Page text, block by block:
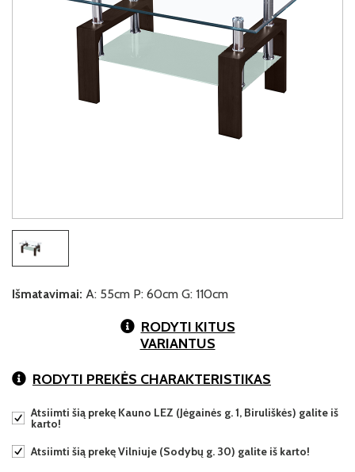
Išmatavimai: A: 55cm P: 60cm G: 110cm
RODYTI KITUS
VARIANTUS
RODYTI PREKĖS CHARAKTERISTIKAS
Atsiimti šią prekę Kauno LEZ (Jėgainės g. 1, Biruliškės) galite iš
karto!
Atsiimti šią prekę Vilniuje (Sodybų g. 30) galite iš karto!